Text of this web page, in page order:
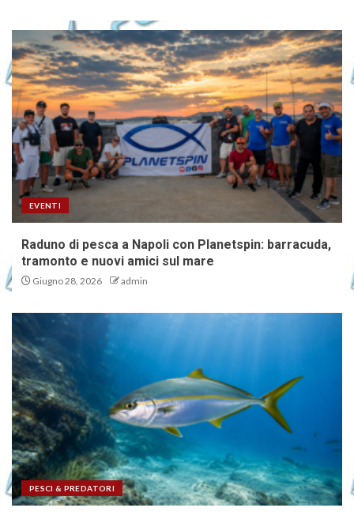
EVENTI
Raduno di pesca a Napoli con Planetspin: barracuda,
tramonto e nuovi amici sul mare
Giugno 28, 2026 admin
PESCI & PREDATORI